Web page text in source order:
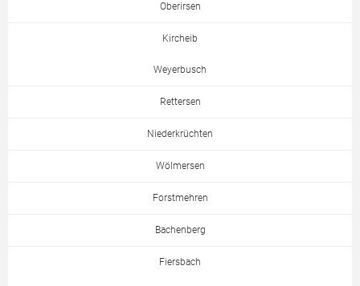
Oberirsen
Kircheib
Weyerbusch
Rettersen
Niederkrüchten
Wölmersen
Forstmehren
Bachenberg
Fiersbach